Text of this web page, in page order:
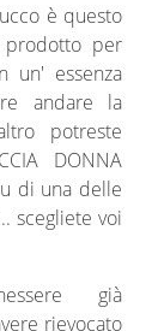
è questo
per
un' essenza
andare la
potreste
DONNA
di una delle
scegliete voi
già
rievocato